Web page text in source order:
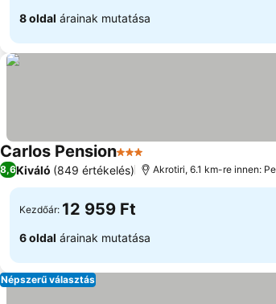
8 oldal árainak mutatása
Carlos Pension3 Kategória
8,6Kiváló (849 értékelés) Akrotiri, 6.1 km-re innen:
Kezdőár: 12 959 Ft
6 oldal árainak mutatása
Népszerű választás